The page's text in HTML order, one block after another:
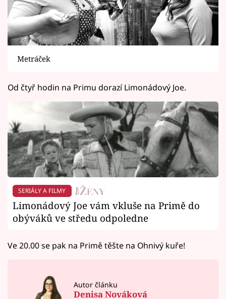
Metráček
Od čtyř hodin na Primu dorazí Limonádový Joe.
SERIÁLY A FILMY
Limonádový Joe vám vkluše na Primě do
obýváků ve středu odpoledne
Ve 20.00 se pak na Primě těšte na Ohnivý kuře!
Autor článku
Denisa Nováková